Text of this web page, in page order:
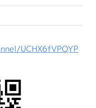
UCHX6fVPQYP